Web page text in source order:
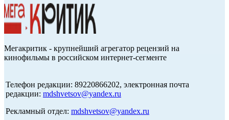
Мегакритик - крупнейший агрегатор рецензий на
кинофильмы в российском интернет-сегменте
Телефон редакции: 89220866202, электронная почта
редакции: mdshvetsov@yandex.ru
Рекламный отдел: mdshvetsov@yandex.ru